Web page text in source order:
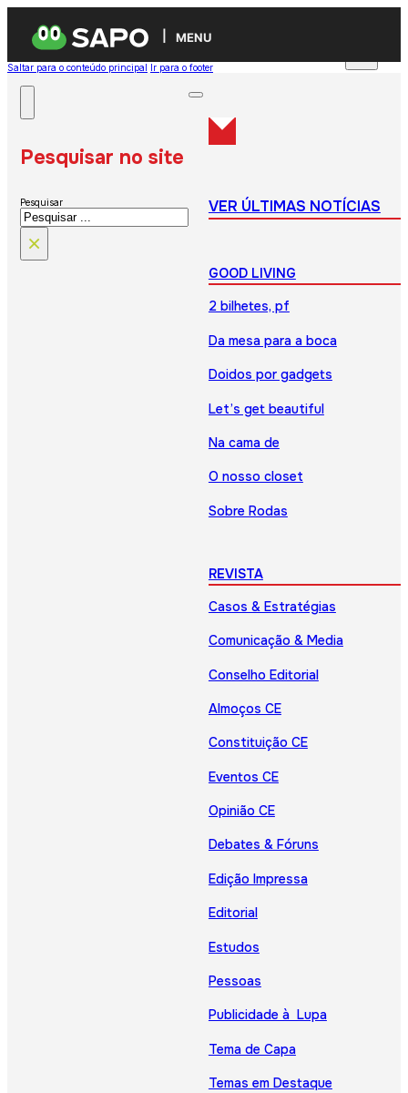
MENU
Saltar para o conteúdo principal Ir para o footer
Pesquisar no site
Pesquisar
×
VER ÚLTIMAS NOTÍCIAS
GOOD LIVING
2 bilhetes, pf
Da mesa para a boca
Doidos por gadgets
Let’s get beautiful
Na cama de
O nosso closet
Sobre Rodas
REVISTA
Casos & Estratégias
Comunicação & Media
Conselho Editorial
Almoços CE
Constituição CE
Eventos CE
Opinião CE
Debates & Fóruns
Edição Impressa
Editorial
Estudos
Pessoas
Publicidade à Lupa
Tema de Capa
Temas em Destaque